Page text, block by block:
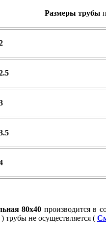
Размеры трубы
80х40 производится в
) трубы не осуществляется (